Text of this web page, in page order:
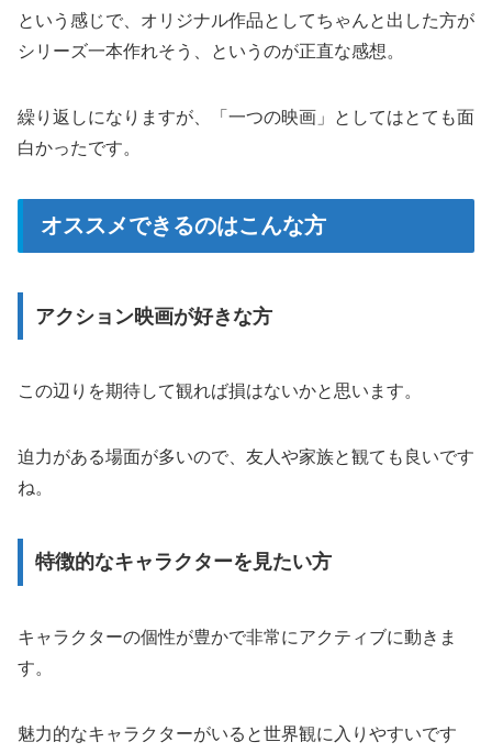
という感じで、オリジナル作品としてちゃんと出した方が
シリーズ一本作れそう、というのが正直な感想。
繰り返しになりますが、「一つの映画」としてはとても面
白かったです。
オススメできるのはこんな方
アクション映画が好きな方
この辺りを期待して観れば損はないかと思います。
迫力がある場面が多いので、友人や家族と観ても良いです
ね。
特徴的なキャラクターを見たい方
キャラクターの個性が豊かで非常にアクティブに動きま
す。
魅力的なキャラクターがいると世界観に入りやすいです